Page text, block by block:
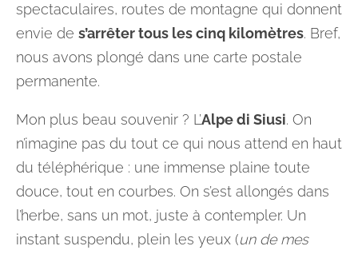
spectaculaires, routes de montagne qui donnent
envie de s’arrêter tous les cinq kilomètres. Bref,
nous avons plongé dans une carte postale
permanente.
Mon plus beau souvenir ? L’Alpe di Siusi. On
n’imagine pas du tout ce qui nous attend en haut
du téléphérique : une immense plaine toute
douce, tout en courbes. On s’est allongés dans
l’herbe, sans un mot, juste à contempler. Un
instant suspendu, plein les yeux (un de mes